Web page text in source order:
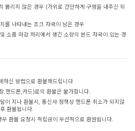
뚫리지 않은 경우 (가위로 간단하게 구멍을 내주신 뒤
를 나타내는 초크 자국이 남은 경우
소품 마감 처리에서 생긴 소량의 본드 자국이 있는 경
하신 방법으로 환불해드립니다
,핸드폰,카드)로의 환불은 불가합니다.
이 지나 환불시, 통신사 정책상 핸드폰 취소가 되지않
환불됩니다.
환불 요청시 적립금이 우선적으로 환원됩니다.